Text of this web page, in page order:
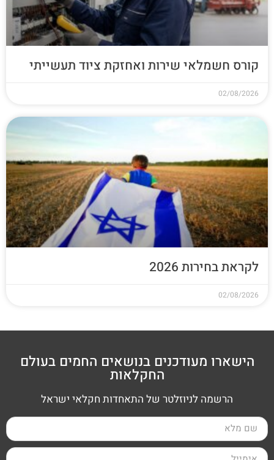
קורס חשמלאי שירות ואחזקת ציוד תעשייתי
02/08/2026
לקראת בחירות 2026
02/08/2026
הישארו מעודכנים בנושאים החמים בעולם
החקלאות
הרשמה לניוזלטר של התאחדות חקלאי ישראל